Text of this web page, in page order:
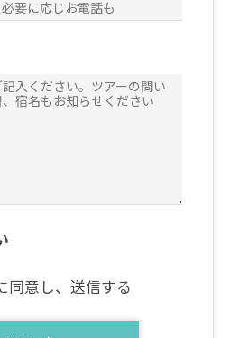
同意し、送信する